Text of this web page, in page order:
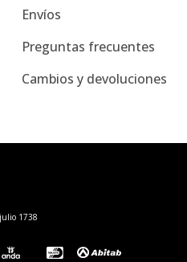
Envíos
Preguntas frecuentes
Cambios y devoluciones
1738